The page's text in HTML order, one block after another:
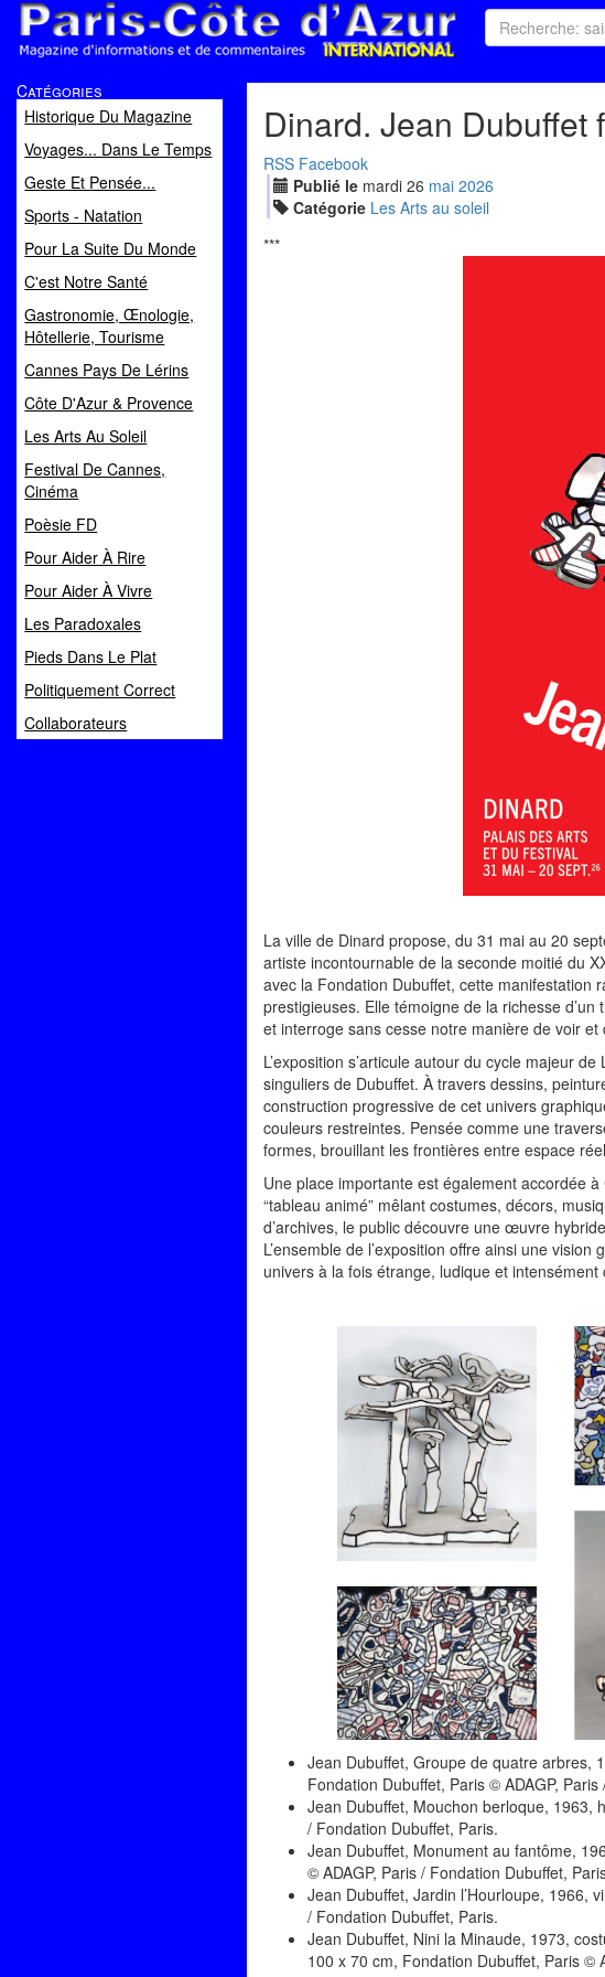
Magazine d'informations et de commentaires
Catégories
Historique Du Magazine
Voyages... Dans Le Temps
Geste Et Pensée...
Sports - Natation
Pour La Suite Du Monde
C'est Notre Santé
Gastronomie, Œnologie,
Hôtellerie, Tourisme
Cannes Pays De Lérins
Côte D'Azur & Provence
Les Arts Au Soleil
Festival De Cannes,
Cinéma
Poèsie FD
Pour Aider À Rire
Pour Aider À Vivre
Les Paradoxales
Pieds Dans Le Plat
Politiquement Correct
Collaborateurs
Dinard. Jean
RSS Facebook
Publié le mardi 26 mai 2026
Catégorie Les Arts au soleil
***
La ville de Dinard propose, du 31 mai au 20
artiste incontournable de la seconde moitié du
avec la Fondation Dubuffet, cette manifestation
prestigieuses. Elle témoigne de la richesse
et interroge sans cesse notre manière de voir
L’exposition s’articule autour du cycle majeur
singuliers de Dubuffet. À travers dessins,
construction progressive de cet univers
couleurs restreintes. Pensée comme une
formes, brouillant les frontières entre espace
Une place importante est également accordée
“tableau animé” mêlant costumes, décors,
d’archives, le public découvre une œuvre
L’ensemble de l’exposition offre ainsi une
univers à la fois étrange, ludique et
Jean Dubuffet, Groupe de quatre arbres,
Fondation Dubuffet, Paris © ADAGP,
Jean Dubuffet, Mouchon berloque, 1963,
/ Fondation Dubuffet, Paris.
Jean Dubuffet, Monument au fantôme,
© ADAGP, Paris / Fondation Dubuffet,
Jean Dubuffet, Jardin l’Hourloupe, 1966,
/ Fondation Dubuffet, Paris.
Jean Dubuffet, Nini la Minaude, 1973,
100 x 70 cm, Fondation Dubuffet, Paris ©